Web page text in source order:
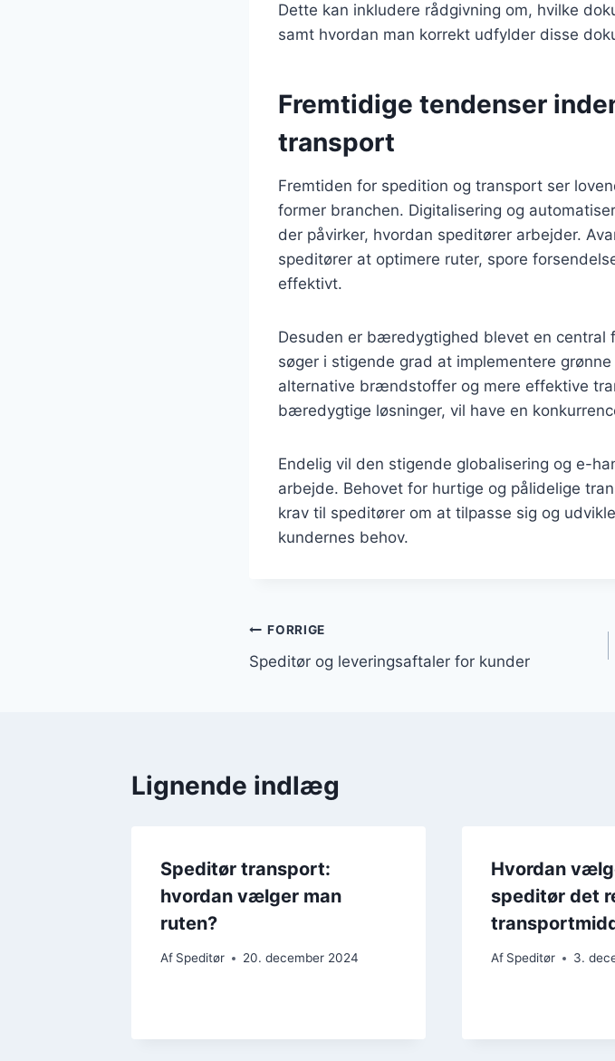
Dette kan inkludere rådgivning om, hvilke
samt hvordan man korrekt udfylder disse
Fremtidige tendenser
transport
Fremtiden for spedition og transport ser
former branchen. Digitalisering og
der påvirker, hvordan speditører arbejder.
speditører at optimere ruter, spore
effektivt.
Desuden er bæredygtighed blevet en central
søger i stigende grad at implementere
alternative brændstoffer og mere effektive
bæredygtige løsninger, vil have en
Endelig vil den stigende globalisering og e-
arbejde. Behovet for hurtige og pålidelige
krav til speditører om at tilpasse sig og
kundernes behov.
Indlægsnavigation
FORRIGE
Speditør og leveringsaftaler for kunder
Lignende indlæg
Speditør transport:
hvordan vælger man
ruten?
Af Speditør 20. december 2024
Hvordan
speditør det
Af Speditør 3.